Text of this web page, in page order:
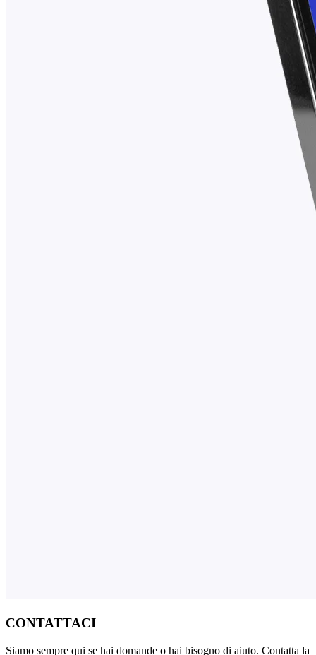
CONTATTACI
Siamo sempre qui se hai domande o hai bisogno di aiuto. Contatta la